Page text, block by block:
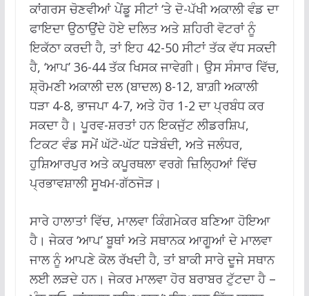
ਕਾਂਗਰਸ ਚੋਣਵੀਆਂ ਪੇਂਡੂ ਸੀਟਾਂ ‘ਤੇ ਦੋ-ਪੱਖੀ ਅਕਾਲੀ ਵੰਡ ਦਾ
ਫਾਇਦਾ ਉਠਾਉਂਦੇ ਹੋਏ ਦਲਿਤ ਅਤੇ ਸ਼ਹਿਰੀ ਵੋਟਰਾਂ ਨੂੰ
ਇਕੱਠਾ ਕਰਦੀ ਹੈ, ਤਾਂ ਇਹ 42-50 ਸੀਟਾਂ ਤੱਕ ਵੱਧ ਸਕਦੀ
ਹੈ, ‘ਆਪ’ 36-44 ਤੱਕ ਖਿਸਕ ਜਾਵੇਗੀ। ਉਸ ਸੰਸਾਰ ਵਿੱਚ,
ਸ਼੍ਰੋਮਣੀ ਅਕਾਲੀ ਦਲ (ਬਾਦਲ) 8-12, ਬਾਗ਼ੀ ਅਕਾਲੀ
ਧੜਾ 4-8, ਭਾਜਪਾ 4-7, ਅਤੇ ਹੋਰ 1-2 ਦਾ ਪ੍ਰਬੰਧ ਕਰ
ਸਕਦਾ ਹੈ। ਪੂਰਵ-ਸ਼ਰਤਾਂ ਹਨ ਇਕਜੁੱਟ ਲੀਡਰਸ਼ਿਪ,
ਟਿਕਟ ਵੰਡ ਸਮੇਂ ਘੱਟੋ-ਘੱਟ ਧੜੇਬੰਦੀ, ਅਤੇ ਜਲੰਧਰ,
ਹੁਸ਼ਿਆਰਪੁਰ ਅਤੇ ਕਪੂਰਥਲਾ ਵਰਗੇ ਜ਼ਿਲ੍ਹਿਆਂ ਵਿੱਚ
ਪ੍ਰਭਾਵਸ਼ਾਲੀ ਸੂਖਮ-ਗੱਠਜੋੜ।
ਸਾਰੇ ਹਾਲਾਤਾਂ ਵਿੱਚ, ਮਾਲਵਾ ਕਿੰਗਮੇਕਰ ਬਣਿਆ ਹੋਇਆ
ਹੈ। ਜੇਕਰ ‘ਆਪ’ ਬੂਥਾਂ ਅਤੇ ਸਥਾਨਕ ਆਗੂਆਂ ਦੇ ਮਾਲਵਾ
ਜਾਲ ਨੂੰ ਆਪਣੇ ਕੋਲ ਰੱਖਦੀ ਹੈ, ਤਾਂ ਬਾਕੀ ਸਾਰੇ ਦੂਜੇ ਸਥਾਨ
ਲਈ ਲੜਦੇ ਹਨ। ਜੇਕਰ ਮਾਲਵਾ ਹੋਰ ਬਰਾਬਰ ਟੁੱਟਦਾ ਹੈ –